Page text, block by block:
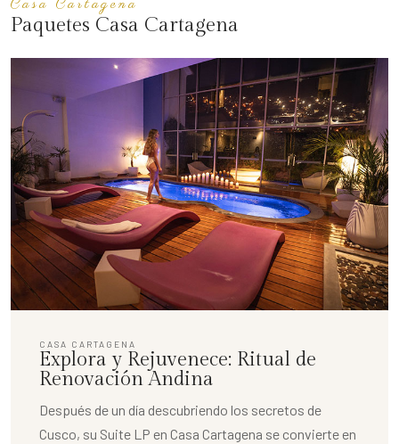
Casa Cartagena
Paquetes Casa Cartagena
CASA CARTAGENA
Explora y Rejuvenece: Ritual de
Renovación Andina
Después de un día descubriendo los secretos de
Cusco, su Suite LP en Casa Cartagena se convierte en